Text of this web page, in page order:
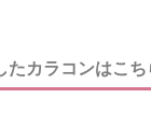
たカラコンはこち